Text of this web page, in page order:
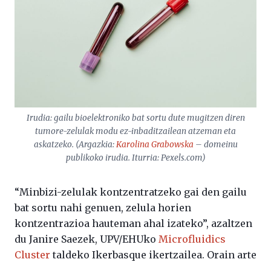
Irudia: gailu bioelektroniko bat sortu dute mugitzen diren
tumore-zelulak modu ez-inbaditzailean atzeman eta
askatzeko. (Argazkia:Karolina Grabowska – domeinu
publikoko irudia. Iturria: Pexels.com)
“Minbizi-zelulak kontzentratzeko gai den gailu
bat sortu nahi genuen, zelula horien
kontzentrazioa hauteman ahal izateko”, azaltzen
du Janire Saezek, UPV/EHUko Microfluidics
Cluster taldeko Ikerbasque ikertzailea. Orain arte